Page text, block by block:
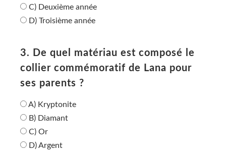
C) Deuxième année
D) Troisième année
3. De quel matériau est composé le
collier commémoratif de Lana pour
ses parents ?
A) Kryptonite
B) Diamant
C) Or
D) Argent